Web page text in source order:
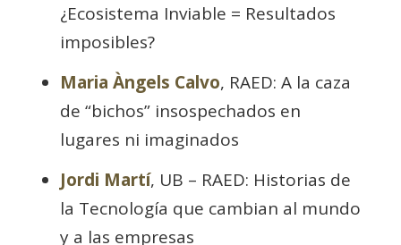
¿Ecosistema Inviable = Resultados
imposibles?
Maria Àngels Calvo, RAED: A la caza
de “bichos” insospechados en
lugares ni imaginados
Jordi Martí, UB – RAED: Historias de
la Tecnología que cambian al mundo
y a las empresas